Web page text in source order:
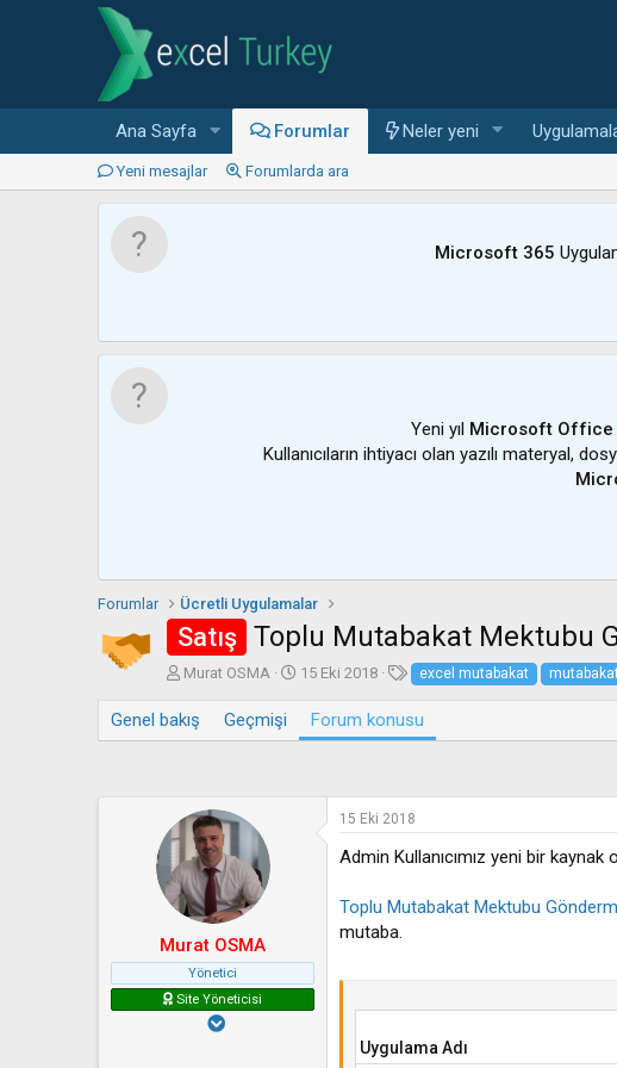
Ana Sayfa Forumlar Neler yeni
Yeni mesajlar Forumlarda ara
Microsoft 365
Yeni yıl Microsoft Office
Kullanıcıların ihtiyacı olan yazılı materyal,
Forumlar Ücretli Uygulamalar
Satış Toplu Mutabakat Mektubu
K
n
b
b
ş
l
a
a
n
Murat OSMA
B
l
15 Eki 2018
E
i
k
l
e
excel mutabakat
Genel bakış Geçmişi Forum konusu
Murat OSMA
Yönetici
Site Yöneticisi
15 Eki 2018
Admin Kullanıcımız yeni bir kaynak
Toplu Mutabakat Mektubu
mutaba.
Uygulama Adı